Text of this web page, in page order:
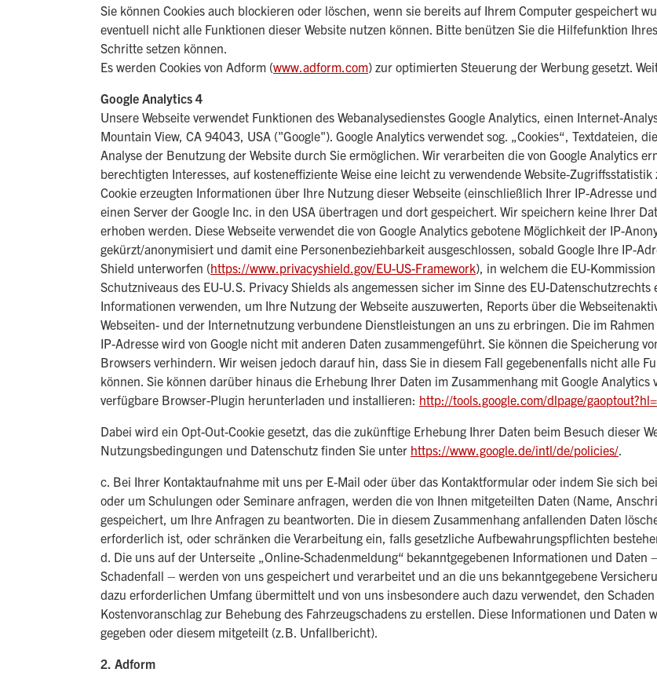
Sie können Cookies auch blockieren oder löschen, wenn sie bereits auf Ihrem Computer gespeichert
eventuell nicht alle Funktionen dieser Website nutzen können. Bitte benützen Sie die Hilfefunktion
Schritte setzen können.
Es werden Cookies von Adform (www.adform.com) zur optimierten Steuerung der Werbung gesetzt.
Google Analytics 4
Unsere Webseite verwendet Funktionen des Webanalysedienstes Google Analytics, einen Internet-
Mountain View, CA 94043, USA ("Google"). Google Analytics verwendet sog. „Cookies“, Textdateien,
Analyse der Benutzung der Website durch Sie ermöglichen. Wir verarbeiten die von Google Analytics
berechtigten Interesses, auf kosteneffiziente Weise eine leicht zu verwendende Website-
Cookie erzeugten Informationen über Ihre Nutzung dieser Webseite (einschließlich Ihrer IP-Adresse
einen Server der Google Inc. in den USA übertragen und dort gespeichert. Wir speichern keine Ihrer
erhoben werden. Diese Webseite verwendet die von Google Analytics gebotene Möglichkeit der IP-
gekürzt/anonymisiert und damit eine Personenbeziehbarkeit ausgeschlossen, sobald Google Ihre IP-
Shield unterworfen (https://www.privacyshield.gov/EU-US-Framework), in welchem die EU-
Schutzniveaus des EU-U.S. Privacy Shields als angemessen sicher im Sinne des EU-
Informationen verwenden, um Ihre Nutzung der Webseite auszuwerten, Reports über die
Webseiten- und der Internetnutzung verbundene Dienstleistungen an uns zu erbringen. Die im
IP-Adresse wird von Google nicht mit anderen Daten zusammengeführt. Sie können die Speicherung
Browsers verhindern. Wir weisen jedoch darauf hin, dass Sie in diesem Fall gegebenenfalls nicht alle
können. Sie können darüber hinaus die Erhebung Ihrer Daten im Zusammenhang mit Google
verfügbare Browser-Plugin herunterladen und installieren: http://tools.google.com/dlpage/
Dabei wird ein Opt-Out-Cookie gesetzt, das die zukünftige Erhebung Ihrer Daten beim Besuch dieser
Nutzungsbedingungen und Datenschutz finden Sie unter https://www.google.de/intl/de/policies/.
c. Bei Ihrer Kontaktaufnahme mit uns per E-Mail oder über das Kontaktformular oder indem Sie sich
oder um Schulungen oder Seminare anfragen, werden die von Ihnen mitgeteilten Daten (Name,
gespeichert, um Ihre Anfragen zu beantworten. Die in diesem Zusammenhang anfallenden Daten
erforderlich ist, oder schränken die Verarbeitung ein, falls gesetzliche Aufbewahrungspflichten
d. Die uns auf der Unterseite „Online-Schadenmeldung“ bekanntgegebenen Informationen und
Schadenfall – werden von uns gespeichert und verarbeitet und an die uns bekanntgegebene
dazu erforderlichen Umfang übermittelt und von uns insbesondere auch dazu verwendet, den
Kostenvoranschlag zur Behebung des Fahrzeugschadens zu erstellen. Diese Informationen und
gegeben oder diesem mitgeteilt (z.B. Unfallbericht).
2. Adform